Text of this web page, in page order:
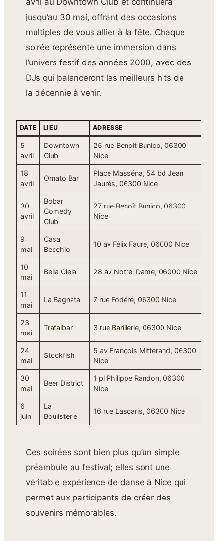
avril au Downtown Club et continuera
jusqu’au 30 mai, offrant des occasions
multiples de vous allier à la fête. Chaque
soirée représente une immersion dans
l’univers festif des années 2000, avec des
DJs qui balanceront les meilleurs hits de
la décennie à venir.
DATE LIEU ADRESSE
5
avril
Downtown
Club
25 rue Benoit Bunico, 06300
Nice
18
avril
Ornato Bar
Place Masséna, 54 bd Jean
Jaurès, 06300 Nice
30
avril
Bobar
Comedy
Club
27 rue Benoît Bunico, 06300
Nice
9
mai
Casa
Becchio
10 av Félix Faure, 06000 Nice
10
mai
Bella Ciela 28 av Notre-Dame, 06000 Nice
11
mai
La Bagnata 7 rue Fodéré, 06300 Nice
23
mai
Trafalbar 3 rue Barillerie, 06300 Nice
24
mai
Stockfish
5 av François Mitterand, 06300
Nice
30
mai
Beer District
1 pl Philippe Randon, 06300
Nice
6
juin
La
Boulisterie
16 rue Lascaris, 06300 Nice
Ces soirées sont bien plus qu’un simple
préambule au festival; elles sont une
véritable expérience de danse à Nice qui
permet aux participants de créer des
souvenirs mémorables.